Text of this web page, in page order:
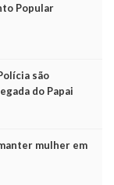
Popular
são
do Papai
mulher em